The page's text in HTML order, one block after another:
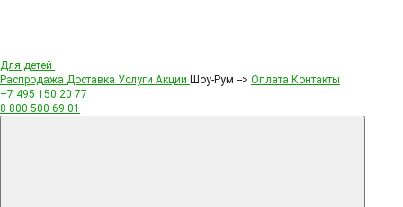
Для детей
Распродажа Доставка Услуги Акции Шоу-Рум --> Оплата Контакты
+7 495 150 20 77
8 800 500 69 01